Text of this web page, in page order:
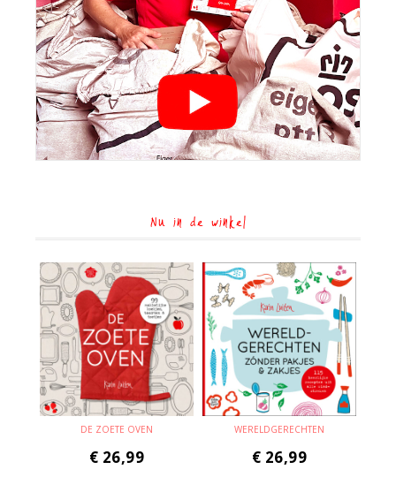
Nu in de winkel
DE ZOETE OVEN
€ 26,99
WERELDGERECHTEN
€ 26,99